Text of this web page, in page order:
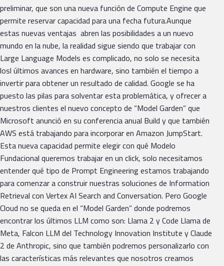
preliminar, que son una nueva función de Compute Engine que
permite reservar capacidad para una fecha futura.Aunque
estas nuevas ventajas abren las posibilidades a un nuevo
mundo en la nube, la realidad sigue siendo que trabajar con
Large Language Models es complicado, no solo se necesita
losl últimos avances en hardware, sino también el tiempo a
invertir para obtener un resultado de calidad. Google se ha
puesto las pilas para solventar esta problemática, y ofrecer a
nuestros clientes el nuevo concepto de “Model Garden” que
Microsoft anunció en su conferencia anual Build y que también
AWS está trabajando para incorporar en Amazon JumpStart.
Esta nueva capacidad permite elegir con qué Modelo
Fundacional queremos trabajar en un click, solo necesitamos
entender qué tipo de Prompt Engineering estamos trabajando
para comenzar a construir nuestras soluciones de Information
Retrieval con Vertex AI Search and Conversation. Pero Google
Cloud no se queda en el “Model Garden” donde podremos
encontrar los últimos LLM como son: Llama 2 y Code Llama de
Meta, Falcon LLM del Technology Innovation Institute y Claude
2 de Anthropic, sino que también podremos personalizarlo con
las características más relevantes que nosotros creamos